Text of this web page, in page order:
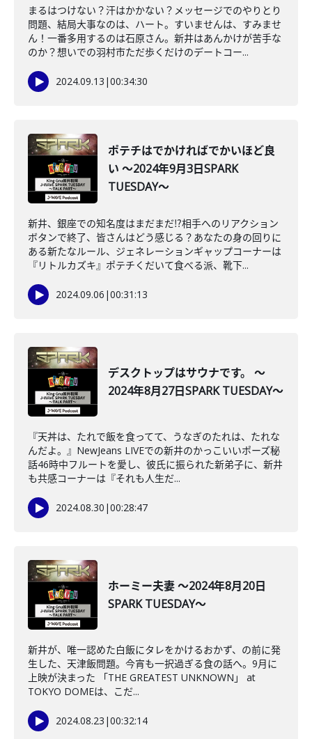
まるはつけない？汗はかかない？メッセージでのやりとり
問題、結局大事なのは、ハート。すいませんは、すみませ
ん！一番多用するのは石原さん。新井はあんかけが苦手な
のか？想いでの羽村市ただ歩くだけのデートコー...
2024.09.13 |00:34:30
ポテチはでかければでかいほど良
い ～2024年9月3日SPARK
TUESDAY～
新井、銀座での知名度はまだまだ⁉相手へのリアクション
ボタンで終了、皆さんはどう感じる？あなたの身の回りに
ある新たなルール、ジェネレーションギャップコーナーは
『リトルカズキ』ポテチくだいて食べる派、靴下...
2024.09.06 |00:31:13
デスクトップはサウナです。 ～
2024年8月27日SPARK TUESDAY～
『天丼は、たれで飯を食ってて、うなぎのたれは、たれな
んだよ。』NewJeans LIVEでの新井のかっこいいポーズ秘
話46時中フルートを愛し、彼氏に振られた新弟子に、新井
も共感コーナーは『それも人生だ...
2024.08.30 |00:28:47
ホーミー夫妻 ～2024年8月20日
SPARK TUESDAY～
新井が、唯一認めた白飯にタレをかけるおかず、の前に発
生した、天津飯問題。今宵も一択過ぎる食の話へ。9月に
上映が決まった 「THE GREATEST UNKNOWN」 at
TOKYO DOMEは、こだ...
2024.08.23 |00:32:14